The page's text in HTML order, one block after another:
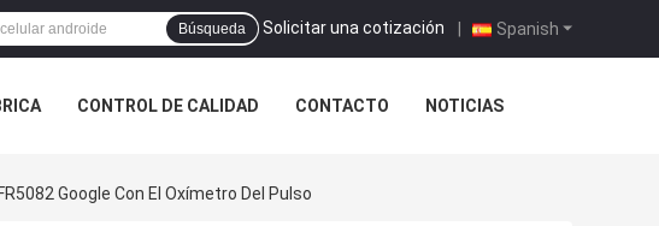
Spanish
Solicitar una cotización |
Búsqueda
CONTROL DE CALIDAD CONTACTO NOTICIAS
Google Con El Oxímetro Del Pulso